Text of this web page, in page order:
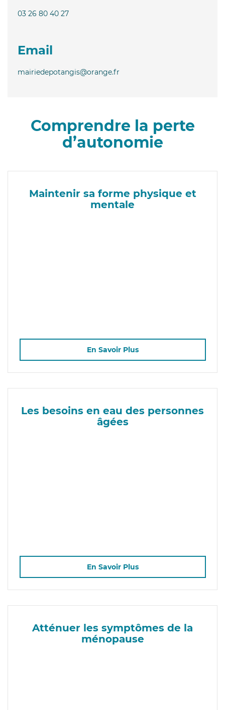
03 26 80 40 27
Email
mairiedepotangis@orange.fr
Comprendre la perte
d’autonomie
Maintenir sa forme physique et
mentale
En Savoir Plus
Les besoins en eau des personnes
âgées
En Savoir Plus
Atténuer les symptômes de la
ménopause